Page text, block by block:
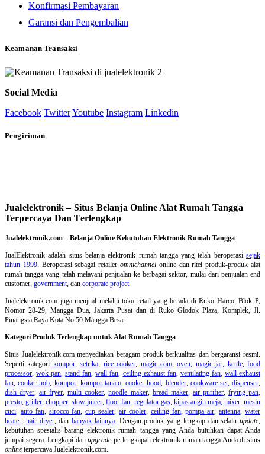
Konfirmasi Pembayaran
Garansi dan Pengembalian
Keamanan Transaksi
Social Media
Facebook TwitterYoutube Instagram Linkedin
Pengiriman
Jualelektronik – Situs Belanja Online Alat Rumah Tangga
Terpercaya Dan Terlengkap
Jualelektronik.com – Belanja Online Kebutuhan Elektronik Rumah Tangga
JualElektronik adalah situs belanja elektronik rumah tanggayang telah beroperasisejak
tahun 1999. Beroperasi sebagai retaileromnichannel online dan ritel produk-produk alat
rumah tangga yang telah melayani penjualan ke berbagai sektor, mulai dari penjualan end
customer, government, dan corporate project.
Jualelektronik.com juga menjual melalui toko retail yang berada di Ruko Harco, Blok P,
Nomor 28-29, Mangga Dua, Jakarta Pusat dan di Ruko Glodok Plaza, Komplek, Jl.
Pinangsia Raya Kota No.50 Mangga Besar.
Kategori Produk Terlengkap untuk Alat Rumah Tangga
Situs Jualelektronik.com menyediakan beragam produk berkualitas dan bergaransi resmi.
Seperti kategori kompor,setrika, rice cooker, magic com,oven, magic jar, kettle,food
processor,wok pan,stand fan,wall fan, ceiling exhaust fan, ventilating fan, wall exhaust
fan,cooker hob, kompor, kompor tanam,cooker hood, blender, cookware set,dispenser,
dish dryer,air fryer,multi cooker,noodle maker, bread maker, air purifier, frying pan,
presto,griller,chopper,slow juicer,floor fan, regulator gas, kipas angin meja, mixer,mesin
cuci, auto fan, sirocco fan,cup sealer,air cooler, ceiling fan,pompa air,antenna,water
heater, hair dryer, dan banyak lainnya. Dengan produk yang lengkap dan selalu update,
kebutuhan spesialis barang elektronik rumah tangga yang Anda butuhkan dapat Anda
jumpai segera. Lengkapi danupgrade perlengkapan elektronik rumah tangga Anda di situs
online terpercaya Jualelektronik.com.